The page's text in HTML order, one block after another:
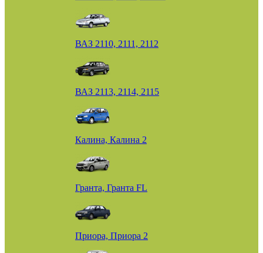
ВАЗ 2110, 2111, 2112
ВАЗ 2113, 2114, 2115
Калина, Калина 2
Гранта, Гранта FL
Приора, Приора 2